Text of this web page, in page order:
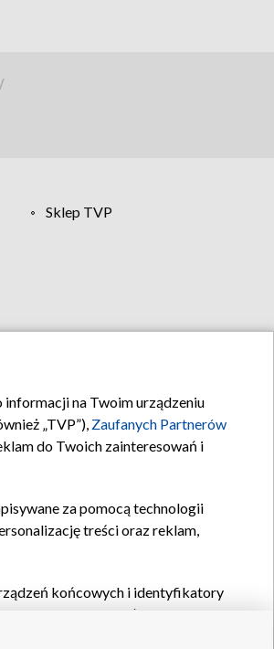
/
Sklep TVP
na Twoim urządzeniu
„TVP”), Zaufanych Partnerów
do Twoich zainteresowań i
za pomocą technologii
treści oraz reklam,
końcowych i identyfikatory
oraz pozostałych
wyboru spersonalizowanych